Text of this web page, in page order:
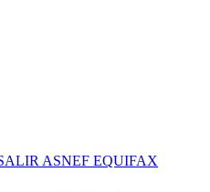
ASNEF EQUIFAX